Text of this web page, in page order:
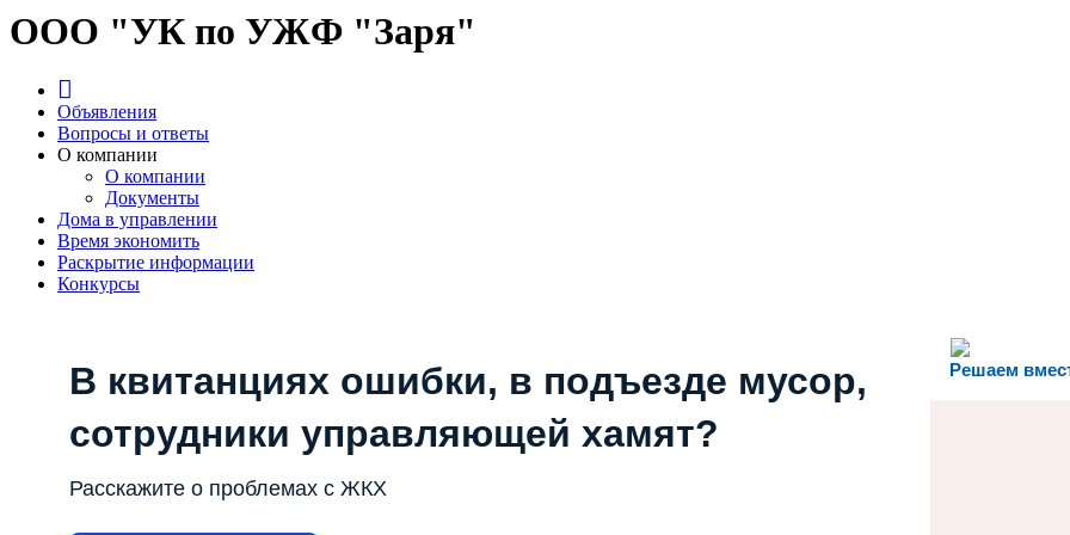
ООО "УК по УЖФ "Заря"
Объявления
Вопросы и ответы
О компании
О компании
Документы
Дома в управлении
Время экономить
Раскрытие информации
Конкурсы
Решаем
В квитанциях ошибки, в подъезде мусор,
сотрудники управляющей хамят?
Расскажите о проблемах с ЖКХ